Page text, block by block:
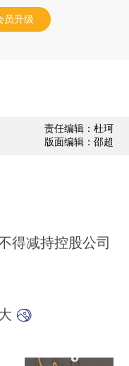
员升级
责任编辑：杜珂
版面编辑：邵超
得减持控股公司